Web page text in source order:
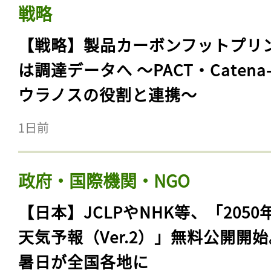
戦略
【戦略】製品カーボンフットプリ
は調達データへ 〜PACT・
ウラノスの役割と連携〜
1日前
政府・国際機関・NGO
【日本】JCLPやNHK等、「2050
天気予報（Ver.2）」無料公開開
暑日が全国各地に